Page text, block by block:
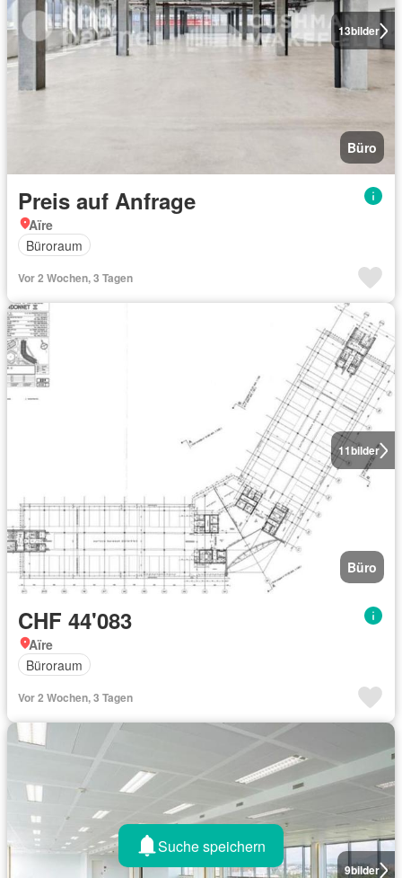
13bilder
Büro
Preis auf Anfrage
Aïre
Büroraum
Vor 2 Wochen, 3 Tagen
11bilder
Büro
CHF 44'083
Aïre
Büroraum
Vor 2 Wochen, 3 Tagen
9bilder
Suche speichern